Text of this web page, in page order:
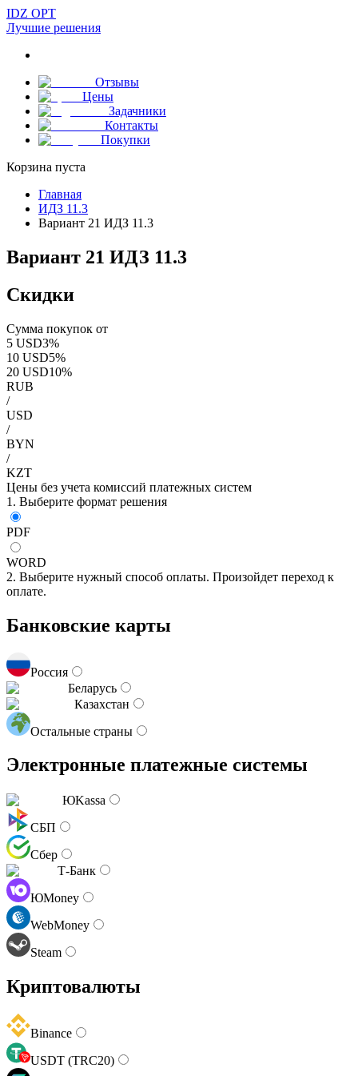
IDZ OPT
Лучшие решения
Отзывы
Цены
Задачники
Контакты
Покупки
Корзина пуста
Главная
ИДЗ 11.3
Вариант 21 ИДЗ 11.3
Вариант 21 ИДЗ 11.3
Скидки
Сумма покупок от
5 USD3%
10 USD5%
20 USD10%
RUB
/
USD
/
BYN
/
KZT
Цены без учета комиссий платежных систем
1. Выберите формат решения
PDF
WORD
2. Выберите нужный способ оплаты. Произойдет переход к
оплате.
Банковские карты
Россия
Беларусь
Казахстан
Остальные страны
Электронные платежные системы
ЮKassa
СБП
Сбер
Т-Банк
ЮMoney
WebMoney
Steam
Криптовалюты
Binance
USDT (TRC20)